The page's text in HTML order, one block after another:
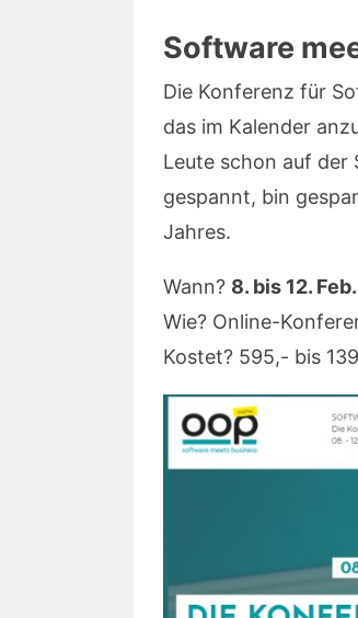
Software
Die Konferenz für
das im Kalender
Leute schon auf der
gespannt, bin
Jahres.
Wann? 8. bis 12.
Wie? Online-
Kostet? 595,- bis